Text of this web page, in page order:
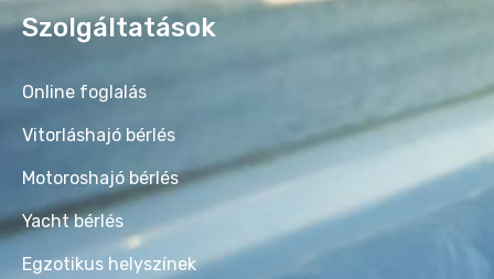
Szolgáltatások
Online foglalás
Vitorláshajó bérlés
Motoroshajó bérlés
Yacht bérlés
Egzotikus helyszínek